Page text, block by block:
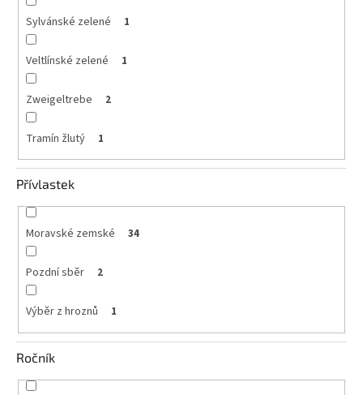
Sylvánské zelené 1
Veltlínské zelené 1
Zweigeltrebe 2
Tramín žlutý 1
Přívlastek
Moravské zemské 34
Pozdní sběr 2
Výběr z hroznů 1
Ročník